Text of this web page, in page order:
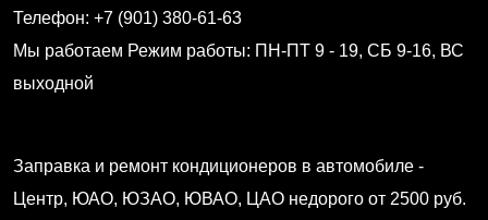
Телефон: +7 (901) 380-61-63
Мы работаем Режим работы: ПН-ПТ 9 - 19, СБ 9-16, ВС
выходной
Заправка и ремонт кондиционеров в автомобиле -
Центр, ЮАО, ЮЗАО, ЮВАО, ЦАО недорого от 2500 руб.